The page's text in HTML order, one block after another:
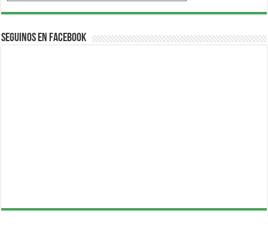
Seguinos en Facebook